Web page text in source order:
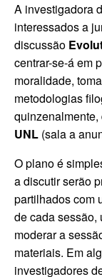
A investigadora
interessados a
discussão
centrar-se-á em
moralidade,
metodologias
quinzenalmente,
UNL (sala a
O plano é
a discutir serão
partilhados com
de cada sessão,
moderar a
materiais. Em
investigadores